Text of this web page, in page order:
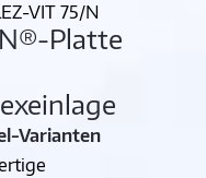
VIT 75/N
Platte
Varianten